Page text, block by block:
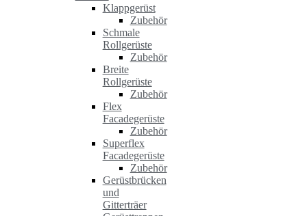
Klappgerüst
Zubehör
Schmale
Rollgerüste
Zubehör
Breite
Rollgerüste
Zubehör
Flex
Facadegerüste
Zubehör
Superflex
Facadegerüste
Zubehör
Gerüstbrücken
und
Gitterträer